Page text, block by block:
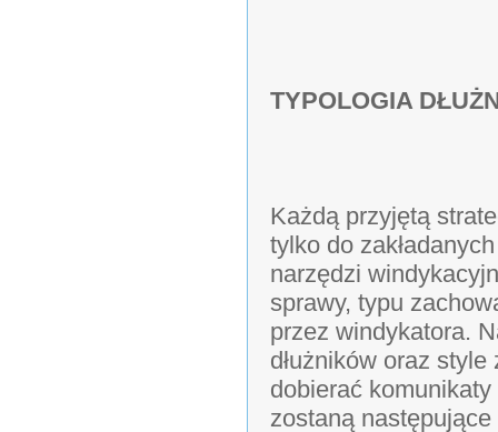
TYPOLOGIA
Każdą przyjętą
tylko do
narzędzi
sprawy, typu
przez windykatora.
dłużników oraz
dobierać
zostaną